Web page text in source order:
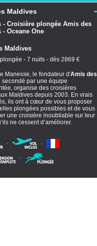
Maldives
Maldives
- 7 nuits - dès 2869 €
Manesse, le fondateur d'Amis des
, secondé par une équipe
organise des croisières
Maldives depuis 2003. En vrais
ils ont à cœur de vous proposer
plongées possibles et de vous
une croisière inoubliable sur leur
ne cessent d’améliorer.